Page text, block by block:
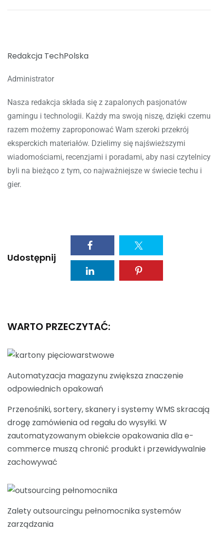
Redakcja TechPolska
Administrator
Nasza redakcja składa się z zapalonych pasjonatów
gamingu i technologii. Każdy ma swoją niszę, dzięki czemu
razem możemy zaproponować Wam szeroki przekrój
eksperckich materiałów. Dzielimy się najświeższymi
wiadomościami, recenzjami i poradami, aby nasi czytelnicy
byli na bieżąco z tym, co najważniejsze w świecie techu i
gier.
Udostępnij
WARTO PRZECZYTAĆ:
Automatyzacja magazynu zwiększa znaczenie
odpowiednich opakowań
Przenośniki, sortery, skanery i systemy WMS skracają
drogę zamówienia od regału do wysyłki. W
zautomatyzowanym obiekcie opakowania dla e-
commerce muszą chronić produkt i przewidywalnie
zachowywać
Zalety outsourcingu pełnomocnika systemów
zarządzania